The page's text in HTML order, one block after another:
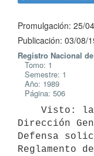
Promulgación: 25/
Publicación: 03/08/
Registro Nacional
Tomo: 1
Semestre: 1
Año: 1989
Página: 506
Dirección
Defensa
Reglamento